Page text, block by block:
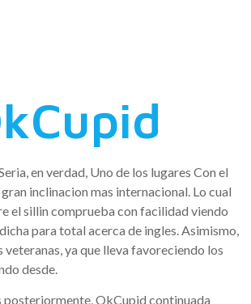
en verdad, Uno de los lugares Con el
inclinacion mas internacional. Lo cual
el silli­n comprueba con facilidad viendo
para total acerca de ingles. Asimismo,
veteranas, ya que lleva favoreciendo los
desde.
posteriormente, OkCupid continuada